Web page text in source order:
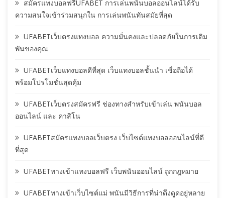
สมัครแทงบอลฟรีUFABET การเล่นพนันบอลออนไลน์ได้รับ
ความสนใจเข้าร่วมสนุกใน การเล่นพนันทันสมัยที่สุด
UFABETเว็บตรงแทงบอล ความมั่นคงและปลอดภัยในการเดิม
พันของคุณ
UFABETเว็บแทงบอลดีที่สุด เว็บแทงบอลชั้นนำ เชื่อถือได้
พร้อมโปรโมชั่นสุดคุ้ม
UFABETเว็บตรงสมัครฟรี ช่องทางสำหรับเข้าเล่น พนันบอล
ออนไลน์ และ คาสิโน
UFABETสมัครแทงบอลเว็บตรง เว็บไซต์แทงบอลออนไลน์ที่ดี
ที่สุด
UFABETทางเข้าแทงบอลฟรี เว็บพนันออนไลน์ ถูกกฎหมาย
UFABETทางเข้าเว็บไซต์แม่ พนันมีวิธีการที่น่าดึงดูดอยู่หลาย